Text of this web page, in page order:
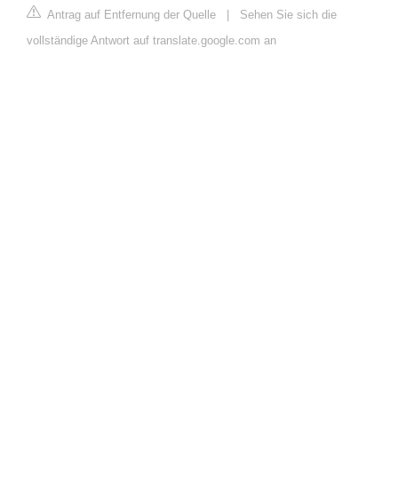
Antrag auf Entfernung der Quelle | Sehen Sie sich die
vollständige Antwort auf translate.google.com an